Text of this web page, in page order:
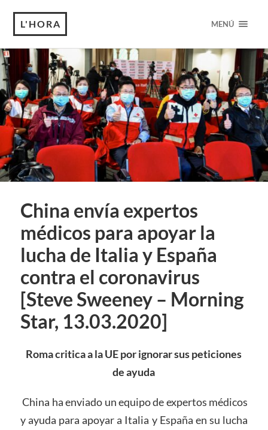
L'HORA MENÚ
China envía expertos
médicos para apoyar la
lucha de Italia y España
contra el coronavirus
[Steve Sweeney – Morning
Star, 13.03.2020]
Roma critica a la UE por ignorar sus peticiones
de ayuda
China ha enviado un equipo de expertos médicos
y ayuda para apoyar a Italia y España en su lucha